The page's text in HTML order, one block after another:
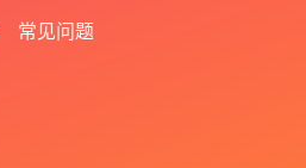
常见问题